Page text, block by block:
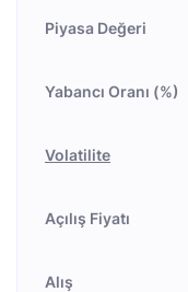
Piyasa Değeri
Yabancı Oranı (%)
Volatilite
Açılış Fiyatı
Alış